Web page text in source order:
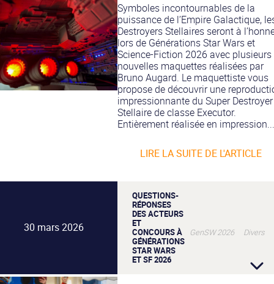
Symboles incontournables de la
puissance de l’Empire Galactique,
Destroyers Stellaires seront à
lors de Générations Star Wars et
Science-Fiction 2026 avec plusieurs
nouvelles maquettes réalisées par
Bruno Augard. Le maquettiste vous
propose de découvrir une
impressionnante du Super Destroyer
Stellaire de classe Executor.
Entièrement réalisée en impression...
LIRE LA SUITE DE L'ARTICLE
30 mars 2026
QUESTIONS-
RÉPONSES
DES ACTEURS
ET
CONCOURS À
GÉNÉRATIONS
STAR WARS
ET SF 2026
GenSW 2026 Divers